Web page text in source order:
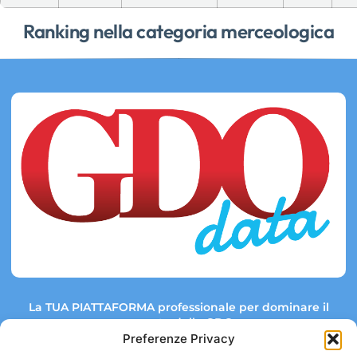
Preferenze Privacy
Ranking nella categoria merceologica
La TUA PIATTAFORMA professionale per dominare il
mercato della GDO.